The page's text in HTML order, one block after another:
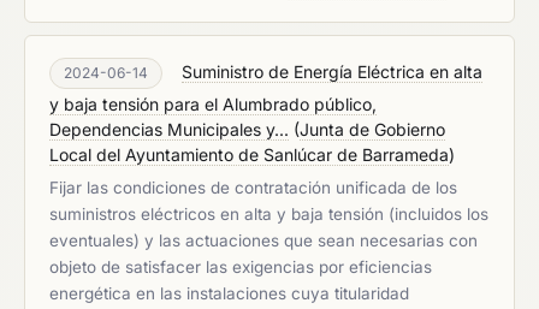
2024-06-14
Suministro de Energía Eléctrica en alta
y baja tensión para el Alumbrado público,
Dependencias Municipales y... (Junta de Gobierno
Local del Ayuntamiento de Sanlúcar de Barrameda)
Fijar las condiciones de contratación unificada de los
suministros eléctricos en alta y baja tensión (incluidos los
eventuales) y las actuaciones que sean necesarias con
objeto de satisfacer las exigencias por eficiencias
energética en las instalaciones cuya titularidad